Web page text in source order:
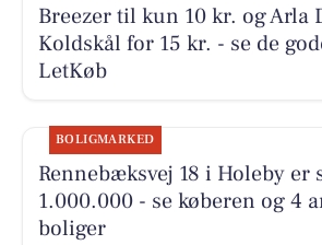
Breezer til kun 10 kr. og Arla
Koldskål for 15 kr. - se de
LetKøb
BOLIGMARKED
Rennebæksvej 18 i Holeby er
1.000.000 - se køberen og 4
boliger